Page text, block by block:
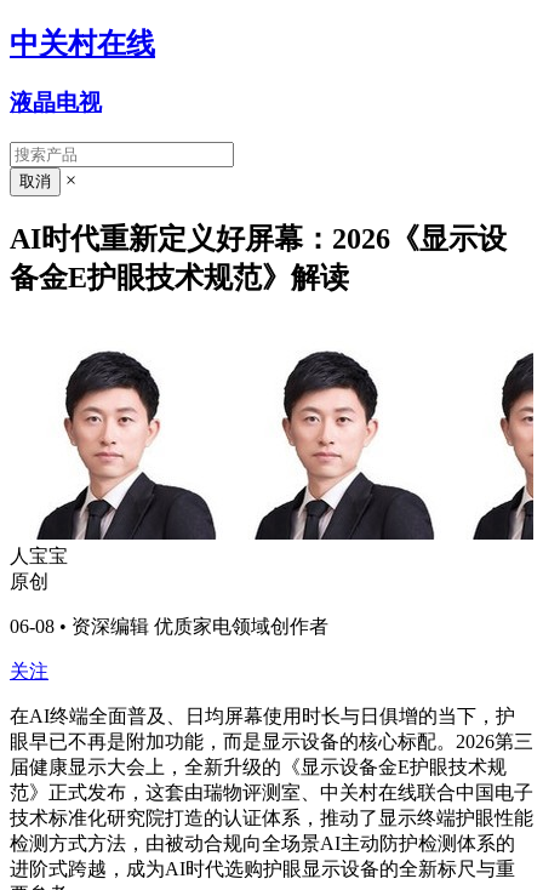
中关村在线
液晶电视
×
AI时代重新定义好屏幕：2026《显示设
备金E护眼技术规范》解读
人宝宝
原创
06-08 • 资深编辑 优质家电领域创作者
关注
在AI终端全面普及、日均屏幕使用时长与日俱增的当下，护
眼早已不再是附加功能，而是显示设备的核心标配。2026第三
届健康显示大会上，全新升级的《显示设备金E护眼技术规
范》正式发布，这套由瑞物评测室、中关村在线联合中国电子
技术标准化研究院打造的认证体系，推动了显示终端护眼性能
检测方式方法，由被动合规向全场景AI主动防护检测体系的
进阶式跨越，成为AI时代选购护眼显示设备的全新标尺与重